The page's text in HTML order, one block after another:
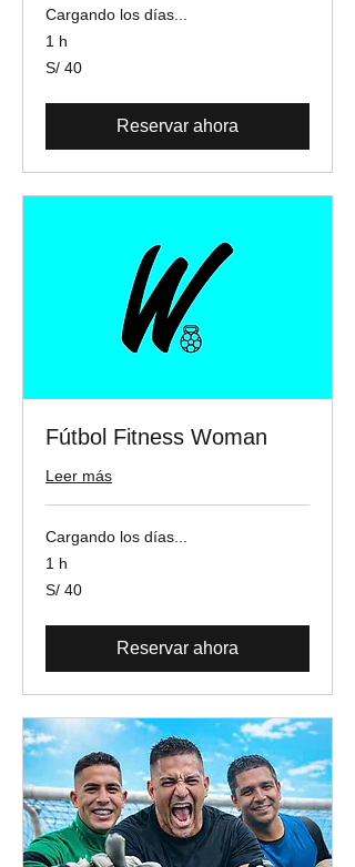
Cargando los días...
1 h
40
soles
S/ 40
Reservar ahora
Fútbol Fitness Woman
Leer más
Cargando los días...
1 h
40
soles
S/ 40
Reservar ahora